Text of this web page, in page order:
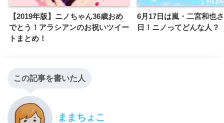
【2019年版】ニノちゃん36歳おめ
でとう！アラシアンのお祝いツイー
トまとめ！
6月17日は嵐・二宮和也
日！ニノってどんな人？
この記事を書いた人
ままちょこ